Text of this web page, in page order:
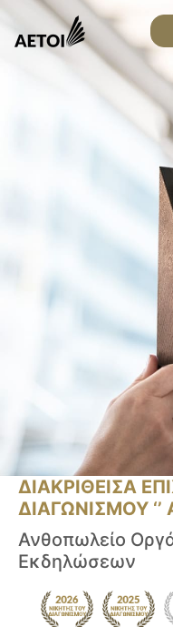
ΔΙΑΚΡΙΘΕΙΣΑ
ΔΙΑΓΩΝΙΣΜΟΥ ‘’
Ανθοπωλείο
Εκδηλώσεων